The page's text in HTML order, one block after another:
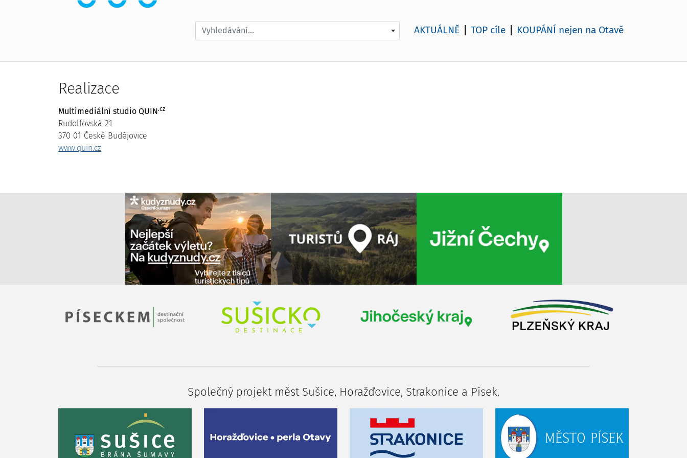
Vyhledávání... AKTUÁLNĚ TOP cíle KOUPÁNÍ nejen na Otavě
Realizace
Multimediální studio QUIN.cz
Rudolfovská 21
370 01 České Budějovice
www.quin.cz
Společný projekt měst Sušice, Horažďovice, Strakonice a Písek.